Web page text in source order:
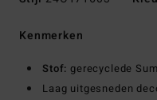
Kenmerken
Stof:gerecyclede
Laag uitgesneden